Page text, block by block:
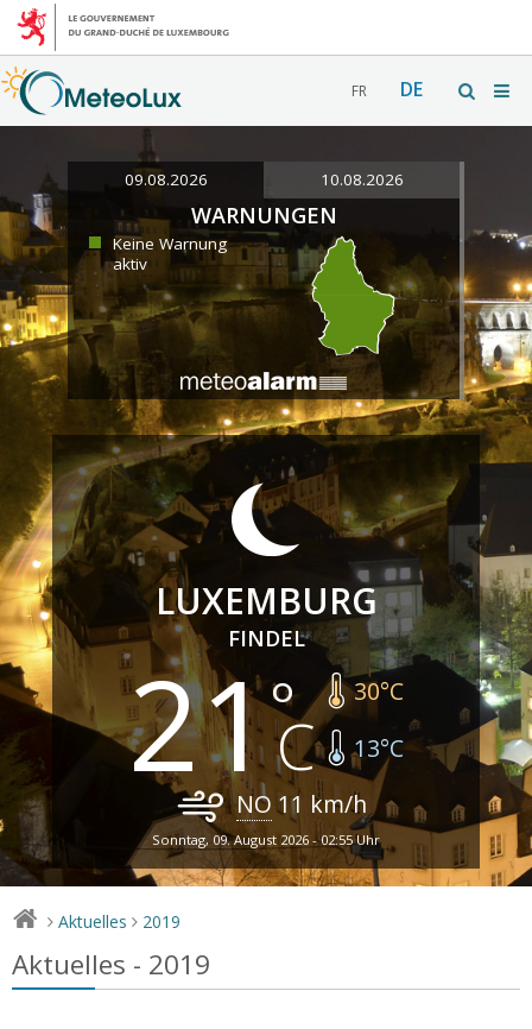
FR DE
09.08.2026 10.08.2026
WARNUNGEN
Keine Warnung
aktiv
LUXEMBURG
FINDEL
21 30°C
13°C
NO 11 km/h
Sonntag, 09. August 2026 - 02:55 Uhr
> Aktuelles > 2019
Aktuelles - 2019